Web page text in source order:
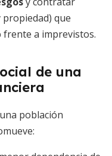
propiedad) que
a imprevistos.
de una
población